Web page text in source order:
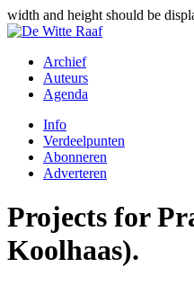
width and height should be
Archief
Auteurs
Agenda
Info
Verdeelpunten
Abonneren
Adverteren
Projects for
Koolhaas).